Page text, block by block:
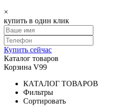
×
купить в один клик
Купить сейчас
Каталог товаров
Корзина V99
КАТАЛОГ ТОВАРОВ
Фильтры
Сортировать